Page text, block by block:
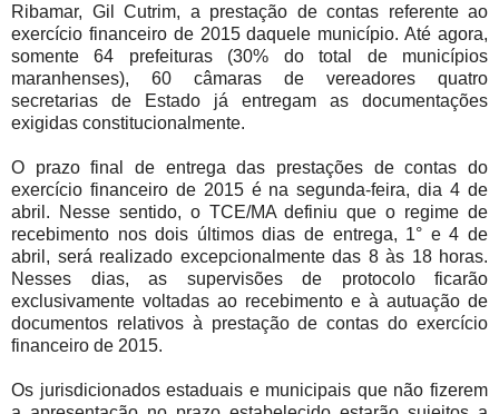
Ribamar, Gil Cutrim, a prestação de contas referente ao
exercício financeiro de 2015 daquele município. Até agora,
somente 64 prefeituras (30% do total de municípios
maranhenses), 60 câmaras de vereadores quatro
secretarias de Estado já entregam as documentações
exigidas constitucionalmente.
O prazo final de entrega das prestações de contas do
exercício financeiro de 2015 é na segunda-feira, dia 4 de
abril. Nesse sentido, o TCE/MA definiu que o regime de
recebimento nos dois últimos dias de entrega, 1° e 4 de
abril, será realizado excepcionalmente das 8 às 18 horas.
Nesses dias, as supervisões de protocolo ficarão
exclusivamente voltadas ao recebimento e à autuação de
documentos relativos à prestação de contas do exercício
financeiro de 2015.
Os jurisdicionados estaduais e municipais que não fizerem